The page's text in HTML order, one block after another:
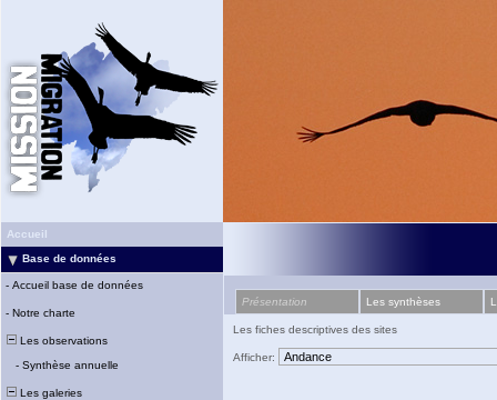
Accueil
Base de données
- Accueil base de données
- Notre charte
Les observations
- Synthèse annuelle
Les galeries
Présentation Les synthèses
Les fiches descriptives des sites
Afficher: